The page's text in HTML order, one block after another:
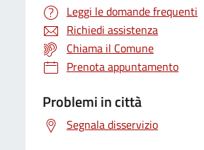
Leggi le domande frequenti
Richiedi assistenza
Chiama il Comune
Prenota appuntamento
Problemi in città
Segnala disservizio